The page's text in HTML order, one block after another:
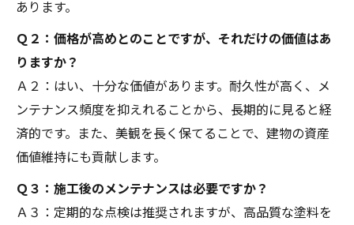
あります。
Ｑ２：価格が高めとのことですが、それだけの価値はあ
りますか？
Ａ２：はい、十分な価値があります。耐久性が高く、メ
ンテナンス頻度を抑えれることから、長期的に見ると経
済的です。また、美観を長く保てることで、建物の資産
価値維持にも貢献します。
Ｑ３：施工後のメンテナンスは必要ですか？
Ａ３：定期的な点検は推奨されますが、高品質な塗料を